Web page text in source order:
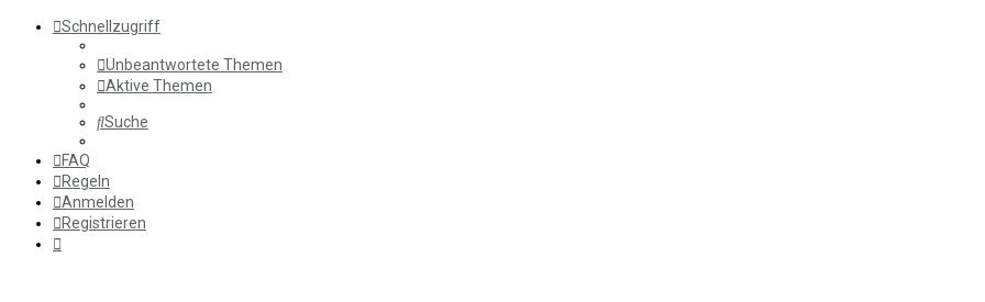
Schnellzugriff
Unbeantwortete Themen
Aktive Themen
Suche
FAQ
Regeln
Anmelden
Registrieren